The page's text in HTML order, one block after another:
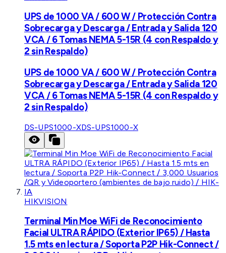
UPS de 1000 VA / 600 W / Protección Contra
Sobrecarga y Descarga / Entrada y Salida 120
VCA / 6 Tomas NEMA 5-15R (4 con Respaldo y
2 sin Respaldo)
UPS de 1000 VA / 600 W / Protección Contra
Sobrecarga y Descarga / Entrada y Salida 120
VCA / 6 Tomas NEMA 5-15R (4 con Respaldo y
2 sin Respaldo)
DS-UPS1000-XDS-UPS1000-X
HIKVISION
Terminal Min Moe WiFi de Reconocimiento
Facial ULTRA RÁPIDO (Exterior IP65) / Hasta
1.5 mts en lectura / Soporta P2P Hik-Connect /